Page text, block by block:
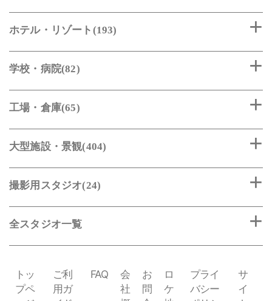
ホテル・リゾート(193)
学校・病院(82)
工場・倉庫(65)
大型施設・景観(404)
撮影用スタジオ(24)
全スタジオ一覧
トッ
プペ
ご利
用ガ
FAQ
会
社
お
問
ロ
ケ
プライ
バシー
サ
イ